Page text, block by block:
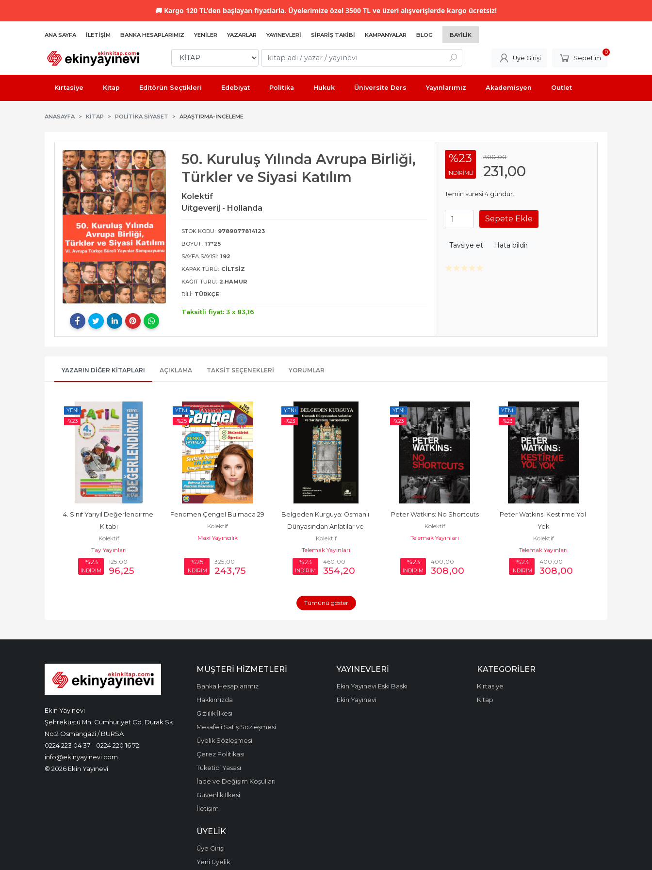
🚚 Kargo 120 TL'den başlayan fiyatlarla. Üyelerimize özel 3500 TL ve üzeri alışverişlerde kargo ücretsiz!
ANA SAYFA İLETIŞIM BANKA HESAPLARIMIZ YENILER YAZARLAR YAYINEVLERI SIPARIŞ TAKIBI KAMPANYALAR BLOG BAYILIK
Üye Girişi Sepetim
0
Kırtasiye Kitap Editörün Seçtikleri Edebiyat Politika Hukuk Üniversite Ders Yayınlarımız Akademisyen Outlet
ANASAYFA KİTAP POLITIKA SIYASET ARAŞTIRMA-İNCELEME
50. Kuruluş Yılında Avrupa Birliği,
Türkler ve Siyasi Katılım
Kolektif
Uitgeverij - Hollanda
STOK KODU: 9789077814123
BOYUT: 17*25
SAYFA SAYISI: 192
KAPAK TÜRÜ: CILTSIZ
KAĞIT TÜRÜ: 2.HAMUR
DILI: TÜRKÇE
Taksitli fiyat: 3 x 83,16
%23
INDIRIMLI
300,00
231,00
Temin süresi 4 gündür.
Sepete Ekle
Tavsiye et Hata bildir
YAZARIN DIĞER KITAPLARI AÇIKLAMA TAKSIT SEÇENEKLERI YORUMLAR
YENI
-%23
4. Sınıf Yarıyıl Değerlendirme
Kitabı
Kolektif
Tay Yayınları
%23
İNDİRİM
125,00
96,25
YENI
-%25
Fenomen Çengel Bulmaca 29
Kolektif
Maxi Yayıncılık
%25
İNDİRİM
325,00
243,75
YENI
-%23
Belgeden Kurguya: Osmanlı
Dünyasından Anlatılar ve
Tarihyazımı Tartışmaları
Kolektif
Telemak Yayınları
%23
İNDİRİM
460,00
354,20
YENI
-%23
Peter Watkins: No Shortcuts
Kolektif
Telemak Yayınları
%23
İNDİRİM
400,00
308,00
YENI
-%23
Peter Watkins: Kestirme Yol
Yok
Kolektif
Telemak Yayınları
%23
İNDİRİM
400,00
308,00
Tümünü göster
Ekin Yayınevi
Şehreküstü Mh. Cumhuriyet Cd. Durak Sk.
No:2 Osmangazi / BURSA
0224 223 04 37
0224 220 16 72
info@ekinyayinevi.com
© 2026 Ekin Yayınevi
MÜŞTERI HIZMETLERI
Banka Hesaplarımız
Hakkımızda
Gizlilik İlkesi
Mesafeli Satış Sözleşmesi
Üyelik Sözleşmesi
Çerez Politikası
Tüketici Yasası
İade ve Değişim Koşulları
Güvenlik İlkesi
İletişim
YAYINEVLERI
Ekin Yayınevi Eski Baskı
Ekin Yayınevi
KATEGORILER
Kırtasiye
Kitap
ÜYELIK
Üye Girişi
Yeni Üyelik